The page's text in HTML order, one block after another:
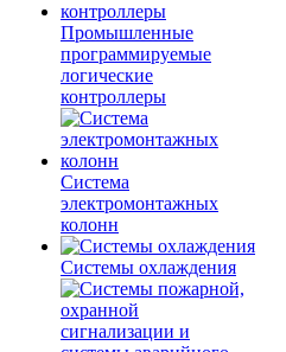
Промышленные
программируемые
логические
контроллеры
Система
электромонтажных
колонн
Системы охлаждения